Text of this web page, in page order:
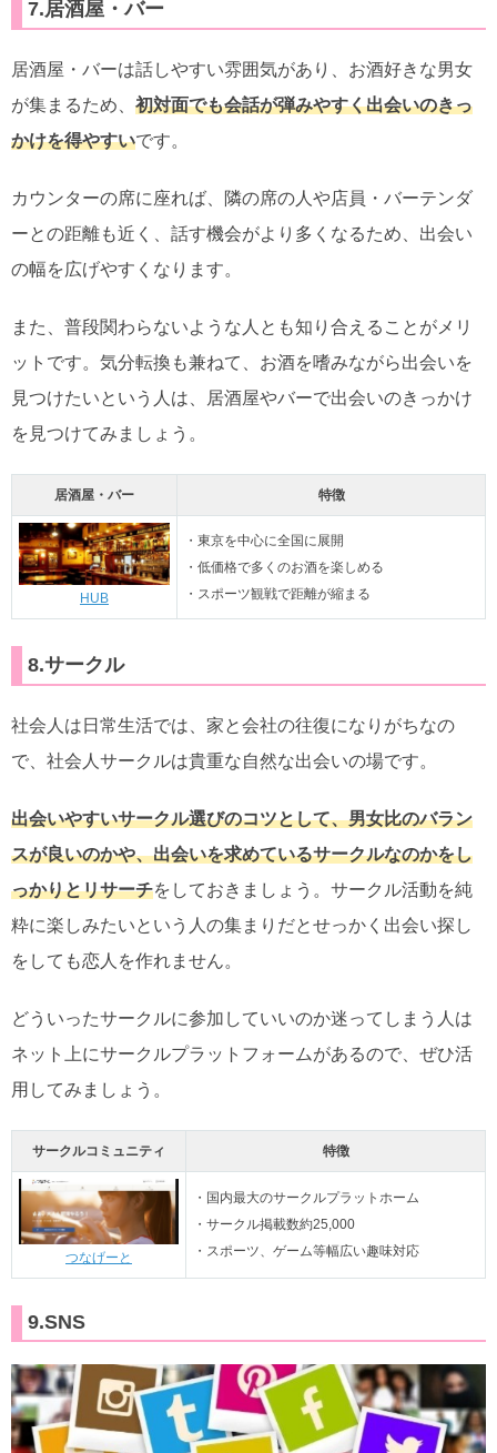
7.居酒屋・バー
居酒屋・バーは話しやすい雰囲気があり、お酒好きな男女
が集まるため、 初対面でも会話が弾みやすく出会いのきっ
かけを得やすいです。
カウンターの席に座れば、隣の席の人や店員・バーテンダ
ーとの距離も近く、話す機会がより多くなるため、出会い
の幅を広げやすくなります。
また、普段関わらないような人とも知り合えることがメリ
ットです。気分転換も兼ねて、お酒を嗜みながら出会いを
見つけたいという人は、居酒屋やバーで出会いのきっかけ
を見つけてみましょう。
居酒屋・バー 特徴
HUB
・東京を中心に全国に展開
・低価格で多くのお酒を楽しめる
・スポーツ観戦で距離が縮まる
8.サークル
社会人は日常生活では、家と会社の往復になりがちなの
で、社会人サークルは貴重な自然な出会いの場です。
出会いやすいサークル選びのコツとして、男女比のバラン
スが良いのかや、出会いを求めているサークルなのかをし
っかりとリサーチをしておきましょう。サークル活動を純
粋に楽しみたいという人の集まりだとせっかく出会い探し
をしても恋人を作れません。
どういったサークルに参加していいのか迷ってしまう人は
ネット上にサークルプラットフォームがあるので、ぜひ活
用してみましょう。
サークルコミュニティ 特徴
つなげーと
・国内最大のサークルプラットホーム
・サークル掲載数約25,000
・スポーツ、ゲーム等幅広い趣味対応
9.SNS